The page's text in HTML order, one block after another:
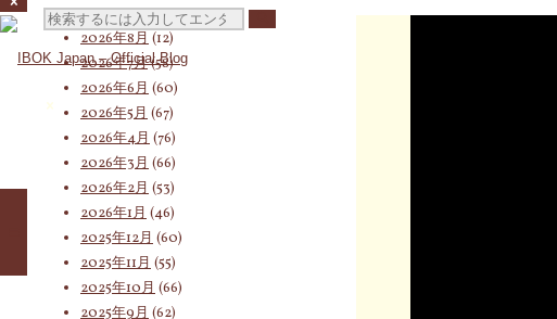
検
索
2026年8月 (12)
2026年7月(58)
2026年6月 (60)
2026年5月 (67)
2026年4月 (76)
2026年3月 (66)
2026年2月 (53)
2026年1月 (46)
2025年12月 (60)
2025年11月 (55)
2025年10月 (66)
2025年9月 (62)